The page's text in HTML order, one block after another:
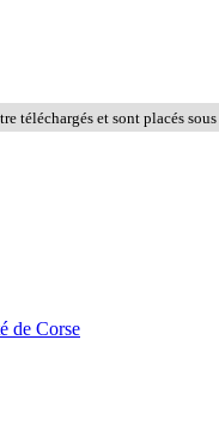
téléchargés et sont placés sous